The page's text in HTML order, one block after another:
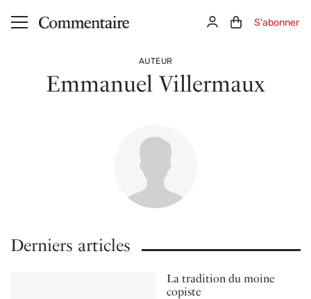
Aller au contenu principal ConnexionPanier (0)
S'abonner
AUTEUR
Emmanuel Villermaux
Derniers articles
La tradition du moine
copiste